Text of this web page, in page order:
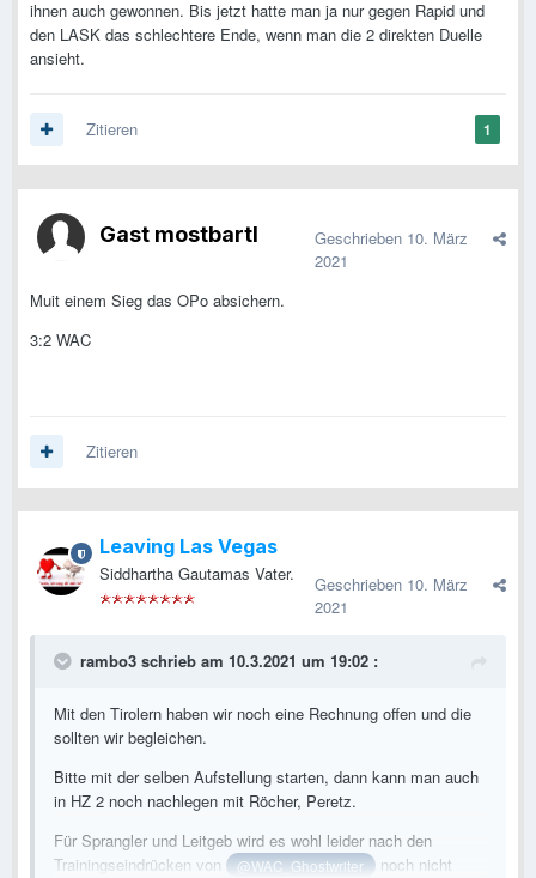
ihnen auch gewonnen. Bis jetzt hatte man ja nur gegen Rapid und
den LASK das schlechtere Ende, wenn man die 2 direkten Duelle
ansieht.
1
Zitieren
Gast mostbartl Geschrieben 10. März
2021
Muit einem Sieg das OPo absichern.
3:2 WAC
Zitieren
Leaving Las Vegas
Siddhartha Gautamas Vater. Geschrieben 10. März
2021
rambo3 schrieb am 10.3.2021 um 19:02 :
Mit den Tirolern haben wir noch eine Rechnung offen und die
sollten wir begleichen.
Bitte mit der selben Aufstellung starten, dann kann man auch
in HZ 2 noch nachlegen mit Röcher, Peretz.
Für Sprangler und Leitgeb wird es wohl leider nach den
Trainingseindrücken von
@WAC_Ghostwriter noch nicht